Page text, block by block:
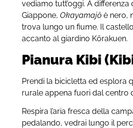
vediamo tutt’oggi. A differenza
Giappone, Okayamajō è nero,
trova lungo un fiume. Il
accanto al giardino Kōrakuen.
Pianura Kibi
Prendi la bicicletta ed esplora
rurale appena fuori dal centro
Respira l’aria fresca della
pedalando, vedrai lungo il